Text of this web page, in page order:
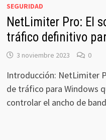
SEGURIDAD
NetLimiter Pro: El
tráfico definitivo
3 noviembre 2023 0
Introducción: NetLimiter
de tráfico para Windows
controlar el ancho de